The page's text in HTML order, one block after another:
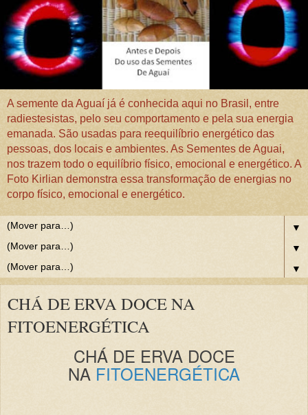
A semente da Aguaí já é conhecida aqui no Brasil, entre
radiestesistas, pelo seu comportamento e pela sua energia
emanada. São usadas para reequilíbrio energético das
pessoas, dos locais e ambientes. As Sementes de Aguai,
nos trazem todo o equilíbrio físico, emocional e energético. A
Foto Kirlian demonstra essa transformação de energias no
corpo físico, emocional e energético.
▼
▼
▼
CHÁ DE ERVA DOCE NA
FITOENERGÉTICA
CHÁ DE ERVA DOCE
NA FITOENERGÉTICA